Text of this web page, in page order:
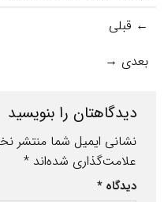
← قبلی
بعدی →
دیدگاهتان را بنویسید
نشانی ایمیل شما منتشر
علامت‌گذاری شده‌اند *
دیدگاه *